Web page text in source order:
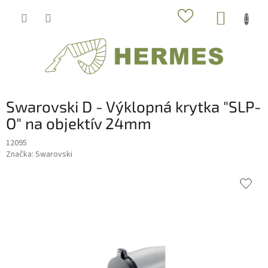
Swarovski D - Výklopná krytka "SLP-
O" na objektív 24mm
12095
Značka: Swarovski